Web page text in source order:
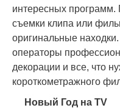
интересных программ.
съемки клипа или
оригинальные
операторы
декорации и все, что
короткометражного
Новый Год на TV